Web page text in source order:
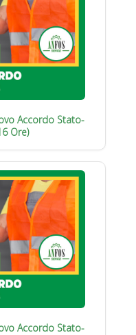
Accordo Stato-
Ore)
Accordo Stato-